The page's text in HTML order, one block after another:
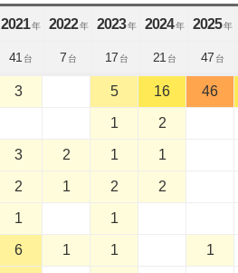
2021年 2022年 2023年 2024年 2025年
41 台 7 台 17 台 21 台 47 台
3 5 16 46
1 2
3 2 1 1
2 1 2 2
1 1
6 1 1 1